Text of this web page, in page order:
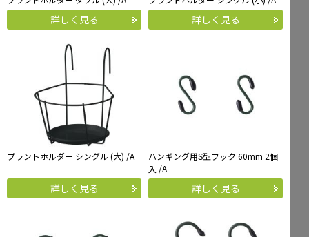
詳しく見る 詳しく見る
プラントホルダー シングル (大) /A
詳しく見る
ハンギング用S型フック 60mm 2個
入 /A
詳しく見る